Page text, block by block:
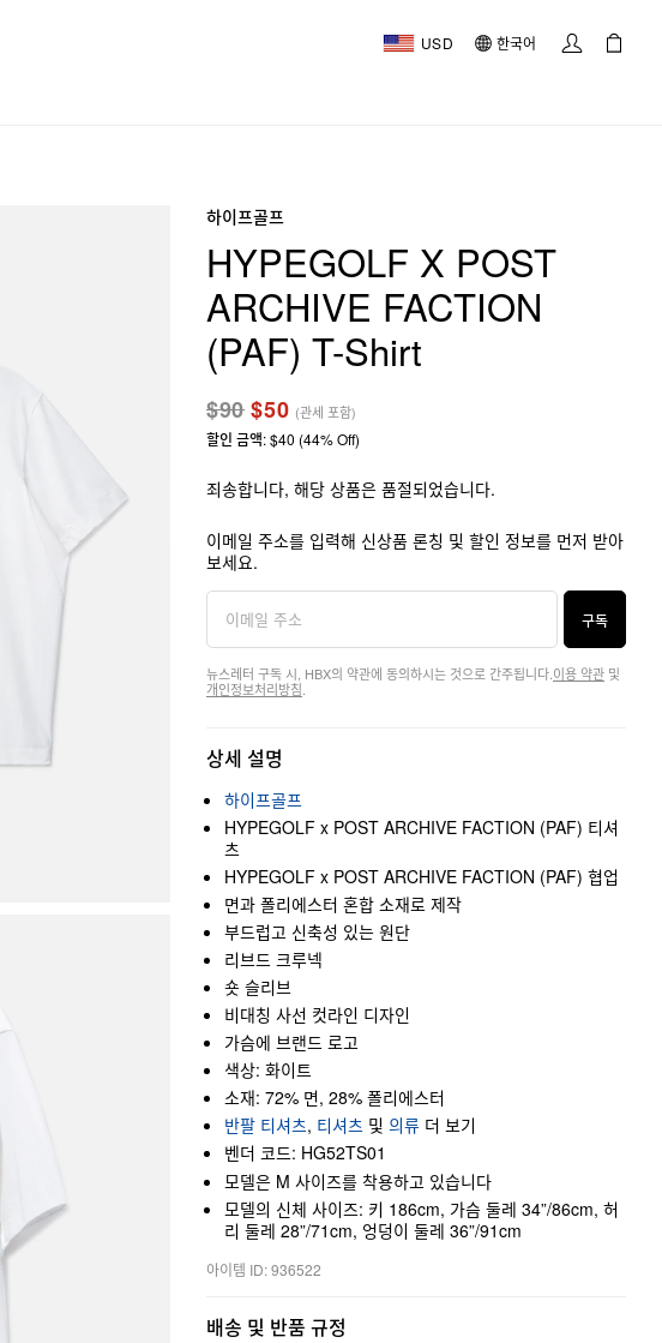
USD 한국어
하이프골프
HYPEGOLF X POST
ARCHIVE FACTION
(PAF) T-Shirt
$90$50 (관세 포함)
할인 금액: $40 (44% Off)
죄송합니다, 해당 상품은 품절되었습니다.
이메일 주소를 입력해 신상품 론칭 및 할인 정보를 먼저 받아
보세요.
구독
뉴스레터 구독 시, HBX의 약관에 동의하시는 것으로 간주됩니다. 이용 약관 및
개인정보처리방침
상세 설명
하이프골프
HYPEGOLF x POST ARCHIVE FACTION (PAF) 티셔
츠
HYPEGOLF x POST ARCHIVE FACTION (PAF) 협업
면과 폴리에스터 혼합 소재로 제작
부드럽고 신축성 있는 원단
리브드 크루넥
숏 슬리브
비대칭 사선 컷라인 디자인
가슴에 브랜드 로고
색상: 화이트
소재: 72% 면, 28% 폴리에스터
반팔 티셔츠, 티셔츠 및 의류 더 보기
벤더 코드: HG52TS01
모델은 M 사이즈를 착용하고 있습니다
모델의 신체 사이즈: 키 186cm, 가슴 둘레 34”/86cm, 허
리 둘레 28”/71cm, 엉덩이 둘레 36”/91cm
아이템 ID: 936522
배송 및 반품 규정